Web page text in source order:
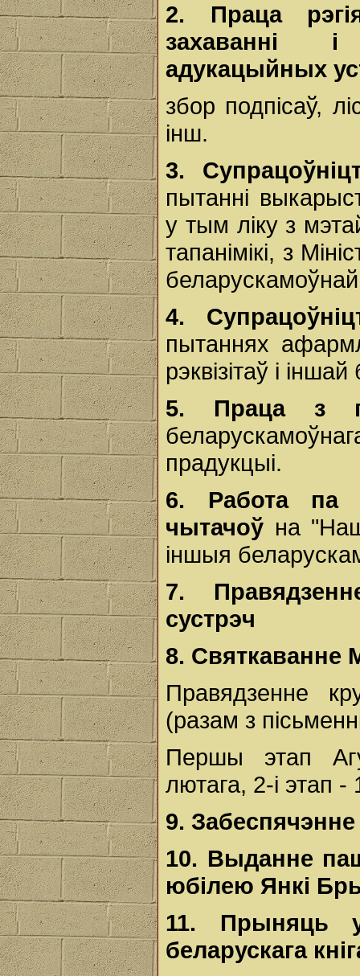
2. Праца
захаванні
адукацыйных
збор подпісаў,
інш.
3.
пытанні
у тым ліку з
тапанімікі, з
4.
пытаннях
рэквізітаў і
5. Праца з
прадукцыі.
6. Работа
чытачоў на
іншыя
7.
сустрэч
8. Святкаванне
Правядзенне
(разам з
Першы этап
лютага, 2-і этап -
9.
10. Выданне
юбілею Янкі
11. Прыняць
беларускага